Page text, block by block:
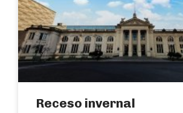
Receso invernal